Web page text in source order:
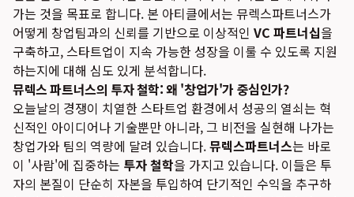
가는 것을 목표로 합니다. 본 아티클에서는 뮤렉스파트너스가
어떻게 창업팀과의 신뢰를 기반으로 이상적인 VC 파트너십을
구축하고, 스타트업이 지속 가능한 성장을 이룰 수 있도록 지원
하는지에 대해 심도 있게 분석합니다.
뮤렉스 파트너스의 투자 철학: 왜 '창업가'가 중심인가?
오늘날의 경쟁이 치열한 스타트업 환경에서 성공의 열쇠는 혁
신적인 아이디어나 기술뿐만 아니라, 그 비전을 실현해 나가는
창업가와 팀의 역량에 달려 있습니다.뮤렉스파트너스는 바로
이 '사람'에 집중하는 투자 철학을 가지고 있습니다. 이들은 투
자의 본질이 단순히 자본을 투입하여 단기적인 수익을 추구하